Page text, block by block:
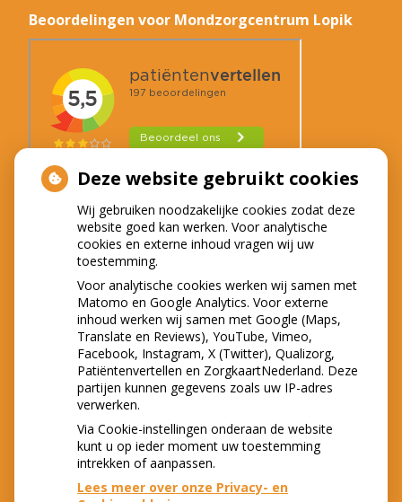
Beoordelingen voor Mondzorgcentrum Lopik
LOCATIES
Deze website gebruikt cookies
Wij gebruiken noodzakelijke cookies zodat deze
website goed kan werken. Voor analytische
cookies en externe inhoud vragen wij uw
toestemming.
Voor analytische cookies werken wij samen met
Matomo en Google Analytics. Voor externe
inhoud werken wij samen met Google (Maps,
Translate en Reviews), YouTube, Vimeo,
Facebook, Instagram, X (Twitter), Qualizorg,
Patiëntenvertellen en ZorgkaartNederland. Deze
partijen kunnen gegevens zoals uw IP-adres
verwerken.
Via Cookie-instellingen onderaan de website
kunt u op ieder moment uw toestemming
intrekken of aanpassen.
Lees meer over onze Privacy- en